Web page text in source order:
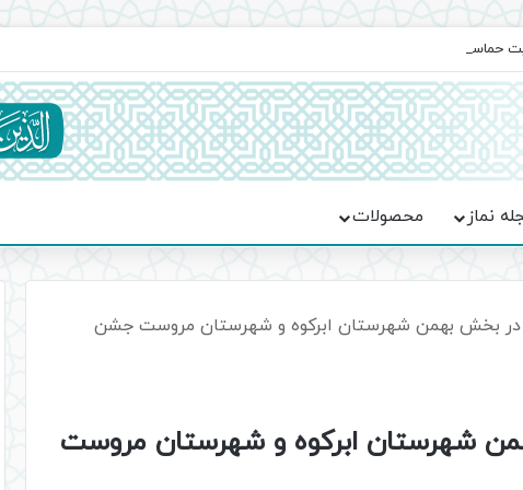
حماسه، استقامت و تمدن‌سازی امت اسلامی
نماز محصولات
در بخش بهمن شهرستان ابرکوه و شهرستان مروست جشن
شهرستان ابرکوه و شهرستان مروست